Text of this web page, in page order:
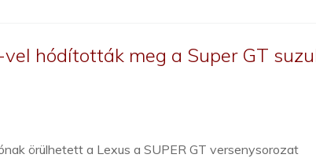
hódították meg a Super GT
örülhetett a Lexus a SUPER GT versenysorozat